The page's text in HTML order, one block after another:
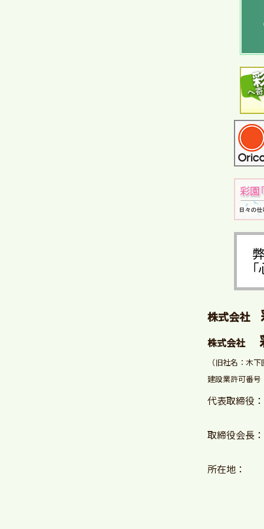
株式会社
株式会社
（旧社名：木
建設業許可番号
代表取締役：
取締役会長：
所在地：